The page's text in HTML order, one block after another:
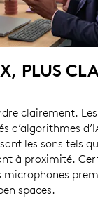
PLUS
clairement.
d’algorithmes
les sons tels
à proximité.
microphones
spaces.